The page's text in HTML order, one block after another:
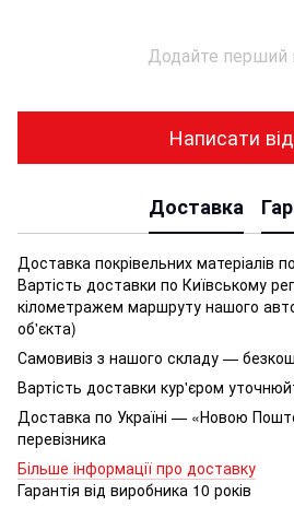
Додайте перший
Написати
Доставка
Доставка покрівельних матеріалів
Вартість доставки по Київському
кілометражем маршруту нашого
об'єкта)
Самовивіз з нашого складу —
Вартість доставки кур'єром
Доставка по Україні — «Новою
перевізника
Більше інформації про доставку
Гарантія від виробника 10 років